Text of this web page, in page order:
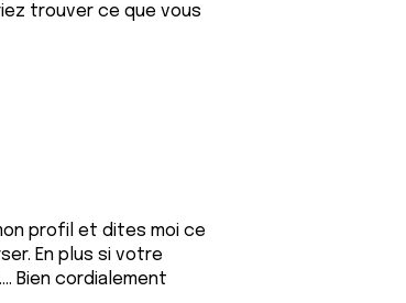
trouver ce que vous
profil et dites moi ce
En plus si votre
Bien cordialement